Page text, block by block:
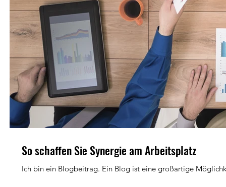
So schaffen Sie Synergie am Arbeitsplatz
Ich bin ein Blogbeitrag. Ein Blog ist eine großartige